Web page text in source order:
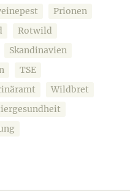
Prionen
Rotwild
Skandinavien
TSE
Wildbret